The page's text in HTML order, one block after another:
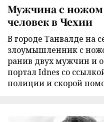
Мужчина с ножом
человек в Чехии
В городе Танвалде на
злоумышленник с
ранив двух мужчин и
портал Idnes со
полиции и скорой